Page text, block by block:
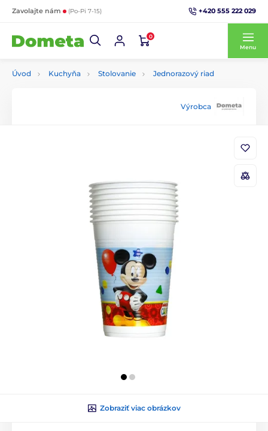
Zavolajte nám (Po-Pi 7-15) +420 555 222 029
0
Menu
Úvod Kuchyňa Stolovanie Jednorazový riad
Výrobca
Zobraziť viac obrázkov